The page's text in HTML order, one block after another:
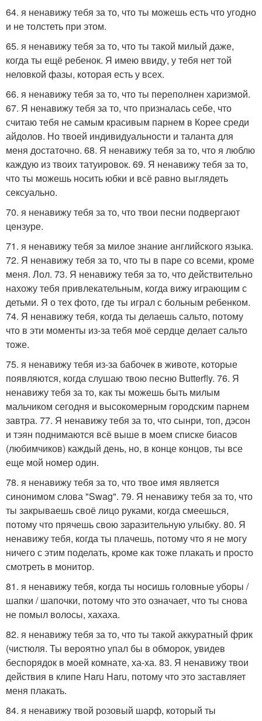
64. я ненавижу тебя за то, что ты можешь есть что угодно
и не толстеть при этом.
65. я ненавижу тебя за то, что ты такой милый даже,
когда ты ещё ребенок. Я имею ввиду, у тебя нет той
неловкой фазы, которая есть у всех.
66. я ненавижу тебя за то, что ты переполнен харизмой.
67. Я ненавижу тебя за то, что призналась себе, что
считаю тебя не самым красивым парнем в Корее среди
айдолов. Но твоей индивидуальности и таланта для
меня достаточно. 68. Я ненавижу тебя за то, что я люблю
каждую из твоих татуировок. 69. Я ненавижу тебя за то,
что ты можешь носить юбки и всё равно выглядеть
сексуально.
70. я ненавижу тебя за то, что твои песни подвергают
цензуре.
71. я ненавижу тебя за милое знание английского языка.
72. Я ненавижу тебя за то, что ты в паре со всеми, кроме
меня. Лол. 73. Я ненавижу тебя за то, что действительно
нахожу тебя привлекательным, когда вижу играющим с
детьми. Я о тех фото, где ты играл с больным ребенком.
74. Я ненавижу тебя, когда ты делаешь сальто, потому
что в эти моменты из-за тебя моё сердце делает сальто
тоже.
75. я ненавижу тебя из-за бабочек в животе, которые
появляются, когда слушаю твою песню Butterfly. 76. Я
ненавижу тебя за то, как ты можешь быть милым
мальчиком сегодня и высокомерным городским парнем
завтра. 77. Я ненавижу тебя за то, что сынри, топ, дэсон
и тэян поднимаются всё выше в моем списке биасов
(любимчиков) каждый день, но, в конце концов, ты все
еще мой номер один.
78. я ненавижу тебя за то, что твое имя является
синонимом слова "Swag". 79. Я ненавижу тебя за то, что
ты закрываешь своё лицо руками, когда смеешься,
потому что прячешь свою заразительную улыбку. 80. Я
ненавижу тебя, когда ты плачешь, потому что я не могу
ничего с этим поделать, кроме как тоже плакать и просто
смотреть в монитор.
81. я ненавижу тебя, когда ты носишь головные уборы /
шапки / шапочки, потому что это означает, что ты снова
не помыл волосы, хахаха.
82. я ненавижу тебя за то, что ты такой аккуратный фрик
(чистюля. Ты вероятно упал бы в обморок, увидев
беспорядок в моей комнате, ха-ха. 83. Я ненавижу твои
действия в клипе Haru Haru, потому что это заставляет
меня плакать.
84. я ненавижу твой розовый шарф, который ты